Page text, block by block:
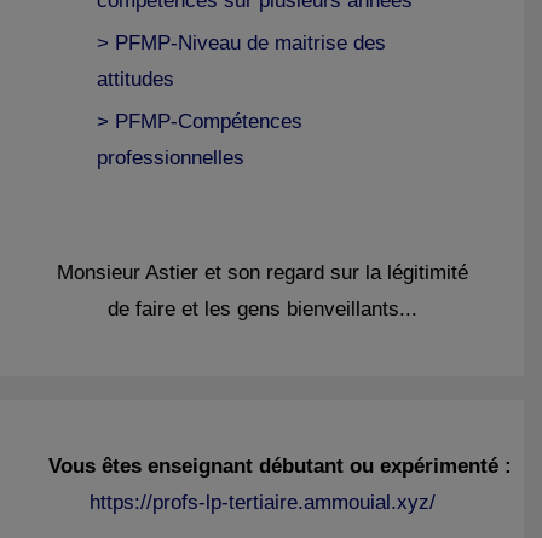
> PFMP-Niveau de maitrise des
attitudes
> PFMP-Compétences
professionnelles
Monsieur Astier et son regard sur la légitimité
de faire et les gens bienveillants...
Vous êtes enseignant débutant ou expérimenté :
https://profs-lp-tertiaire.ammouial.xyz/